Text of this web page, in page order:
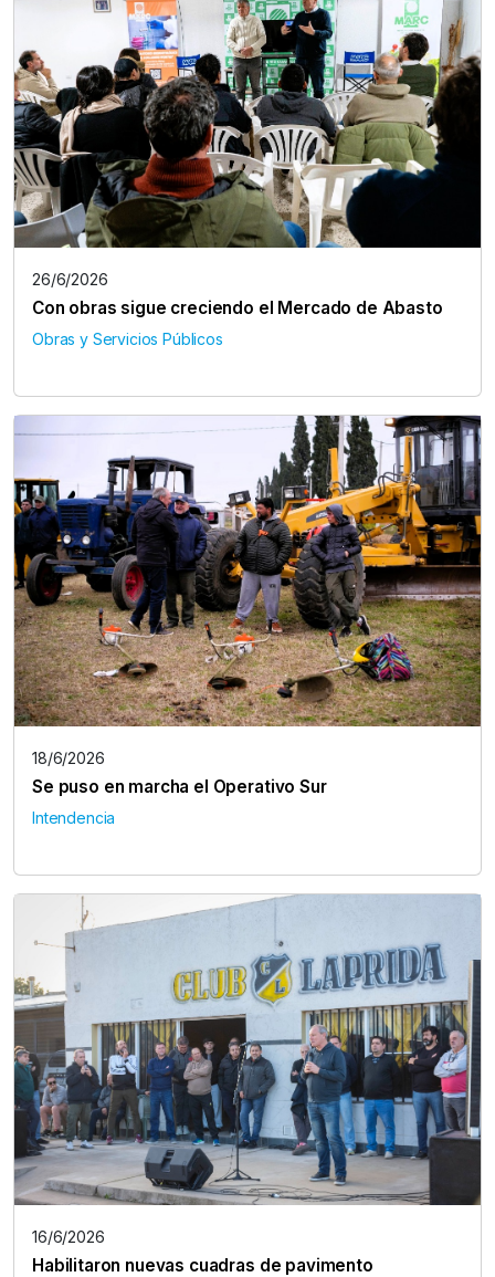
26/6/2026
Con obras sigue creciendo el Mercado de Abasto
Obras y Servicios Públicos
18/6/2026
Se puso en marcha el Operativo Sur
Intendencia
16/6/2026
Habilitaron nuevas cuadras de pavimento